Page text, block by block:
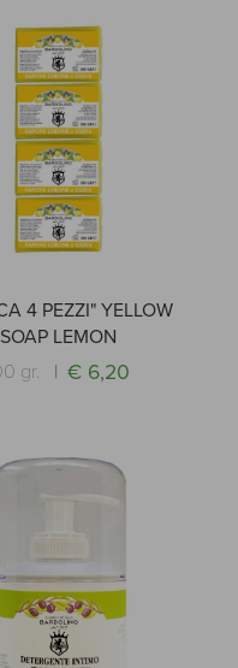
4 PEZZI" YELLOW
SOAP LEMON
gr.
€ 6,20